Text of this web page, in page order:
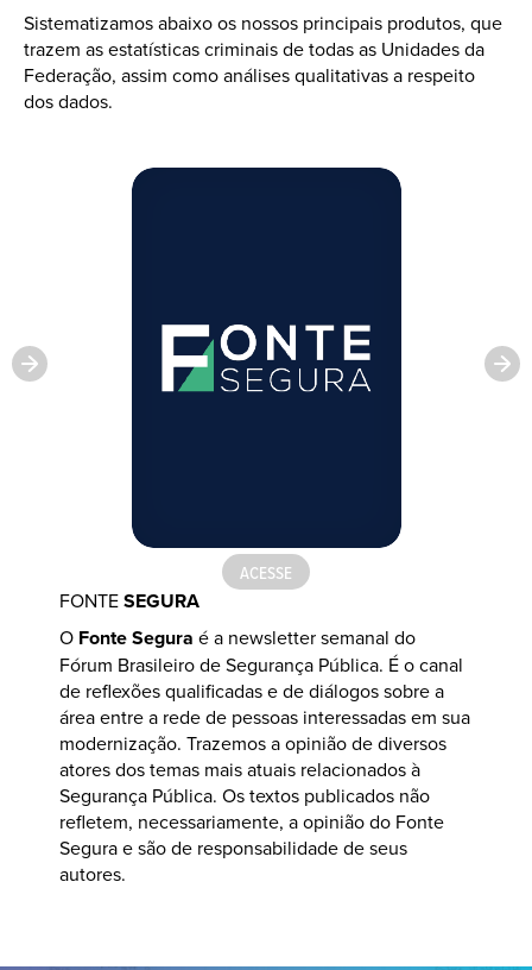
Sistematizamos abaixo os nossos principais produtos, que
trazem as estatísticas criminais de todas as Unidades da
Federação, assim como análises qualitativas a respeito
dos dados.
ACESSE
FONTESEGURA
O Fonte Segura é a newsletter semanal do
Fórum Brasileiro de Segurança Pública. É o canal
de reflexões qualificadas e de diálogos sobre a
área entre a rede de pessoas interessadas em sua
modernização. Trazemos a opinião de diversos
atores dos temas mais atuais relacionados à
Segurança Pública. Os textos publicados não
refletem, necessariamente, a opinião do Fonte
Segura e são de responsabilidade de seus
autores.